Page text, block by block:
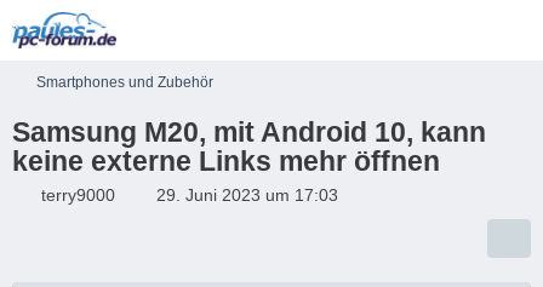
Smartphones und Zubehör
Samsung M20, mit Android 10, kann
keine externe Links mehr öffnen
terry9000 29. Juni 2023 um 17:03